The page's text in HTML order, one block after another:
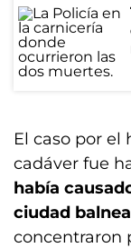
El caso por
cadáver fue
había
ciudad
concentraron